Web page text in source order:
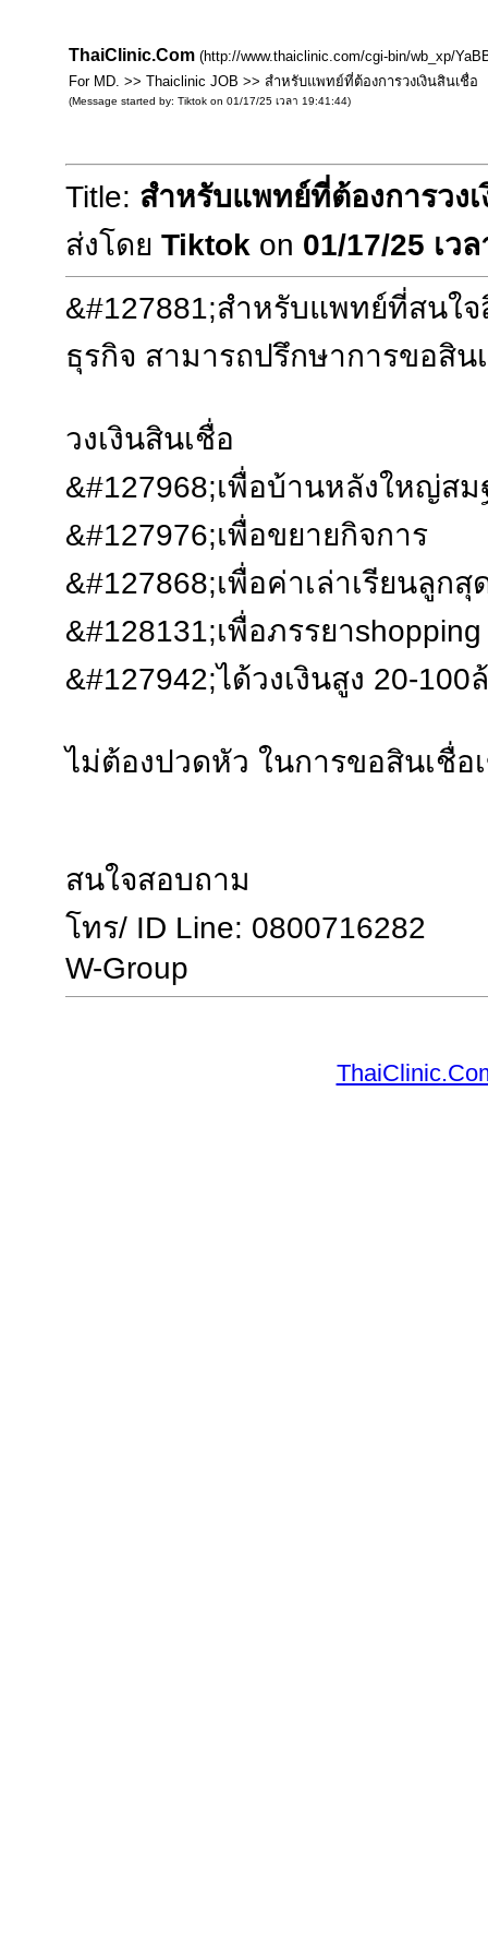
ThaiClinic.Com (http://www.thaiclinic.com/cgi-bin/wb_xp/
For MD. >> Thaiclinic JOB >> สำหรับแพทย์ที่ต้องการวงเงินสินเชื่อ
(Message started by: Tiktok on 01/17/25 เวลา 19:41:44)
Title: สำหรับแพทย์ที่ต้องการวง
ส่งโดย Tiktok on 01/17/25 เว
&#127881;สำหรับแพทย์ที่สนใ
ธุรกิจ สามารถปรึกษาการขอสิน
วงเงินสินเชื่อ
&#127968;เพื่อบ้านหลังใหญ่สม
&#127976;เพื่อขยายกิจการ
&#127868;เพื่อค่าเล่าเรียนลูกสุ
&#128131;เพื่อภรรยาshopping
&#127942;ได้วงเงินสูง 20-
ไม่ต้องปวดหัว ในการขอสินเชื่อ
สนใจสอบถาม
โทร/ ID Line: 0800716282
W-Group